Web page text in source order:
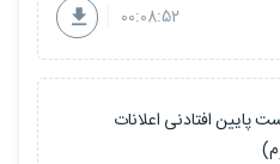
00:08:52
افتادنی اعلانات